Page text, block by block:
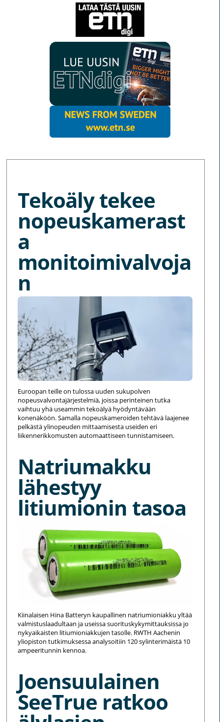
Tekoäly tekee
nopeuskamerast
a
monitoimivalvoja
n
Euroopan teille on tulossa uuden sukupolven
nopeusvalvontajärjestelmiä, joissa perinteinen tutka
vaihtuu yhä useammin tekoälyä hyödyntävään
konenäköön. Samalla nopeuskameroiden tehtävä laajenee
pelkästä ylinopeuden mittaamisesta useiden eri
liikennerikkomusten automaattiseen tunnistamiseen.
Natriumakku
lähestyy
litiumionin tasoa
Kiinalaisen Hina Batteryn kaupallinen natriumioniakku yltää
valmistuslaadultaan ja useissa suorituskykymittauksissa jo
nykyaikaisten litiumioniakkujen tasolle. RWTH Aachenin
yliopiston tutkimuksessa analysoitiin 120 sylinterimäistä 10
ampeeritunnin kennoa.
Joensuulainen
SeeTrue ratkoo